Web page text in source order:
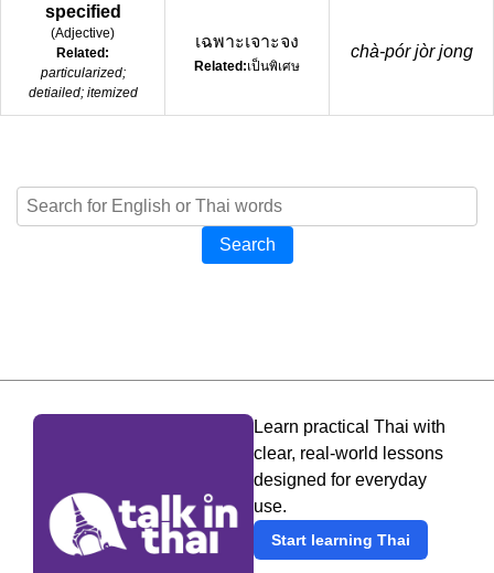
specified
(Adjective)
Related:
particularized;
detiailed; itemized
เฉพาะเจาะจง
Related:เป็นพิเศษ
chà-pór jòr jong
Search
Learn practical Thai with
clear, real-world lessons
designed for everyday
use.
Start learning Thai